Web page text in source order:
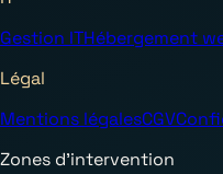
Gestion ITHébergement
Légal
Mentions légalesCGV
Zones d’intervention